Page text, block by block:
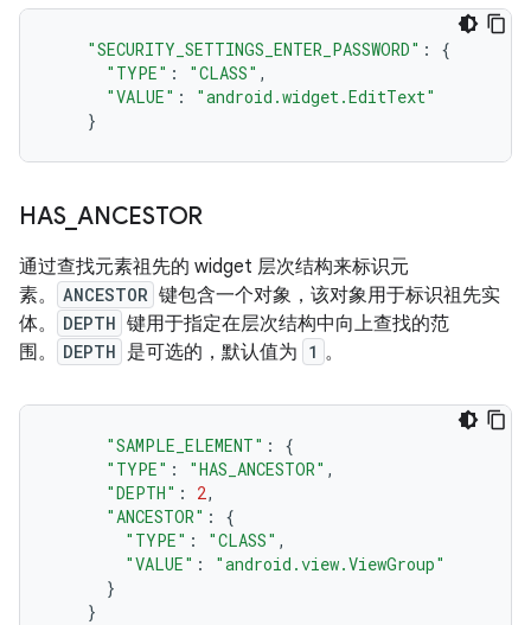
"SECURITY_SETTINGS_ENTER_PASSWORD" :
{
"TYPE" : "CLASS" ,
"VALUE" :
"android.widget.EditText"
}
HAS_ ANCESTOR
通过查找元素祖先的 widget 层次结构来标识元
素。
ANCESTOR 键包含一个对象，该对象用于标识祖先实
体。
DEPTH 键用于指定在层次结构中向上查找的范
围。
DEPTH 是可选的，默认值为 1 。
"SAMPLE_ELEMENT" :
{
"TYPE" : "HAS_ANCESTOR" ,
"DEPTH" : 2,
"ANCESTOR" :
{
"TYPE" : "CLASS" ,
"VALUE" :
"android.view.ViewGroup"
}
}